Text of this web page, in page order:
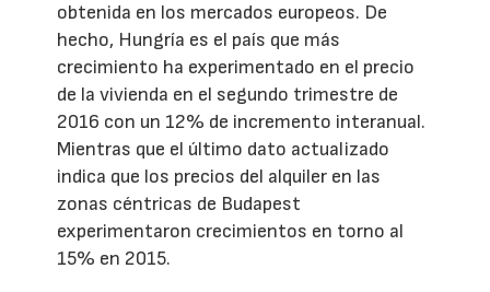
obtenida en los mercados europeos. De
hecho, Hungría es el país que más
crecimiento ha experimentado en el precio
de la vivienda en el segundo trimestre de
2016 con un 12% de incremento interanual.
Mientras que el último dato actualizado
indica que los precios del alquiler en las
zonas céntricas de Budapest
experimentaron crecimientos en torno al
15% en 2015.